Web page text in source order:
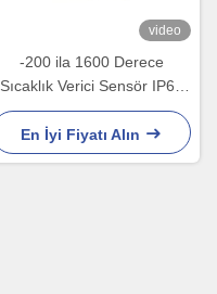
video
-200 ila 1600 Derece
Sıcaklık Verici Sensör IP67
HART Sıcaklık Verici
En İyi Fiyatı Alın